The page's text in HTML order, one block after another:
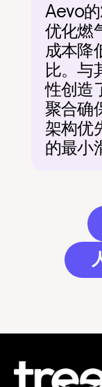
Aevo
优化燃
成本降
比。与
性创造
聚合确
架构优
的最小